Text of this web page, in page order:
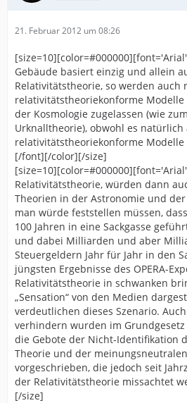
21. Februar 2012 um 08:26
Gebäude basiert einzig und allein
Relativitätstheorie, so werden auch
relativitätstheoriekonforme
der Kosmologie zugelassen (wie
Urknalltheorie), obwohl es
relativitätstheoriekonforme Modelle
[/font][/color][/size]
Relativitätstheorie, würden dann
Theorien in der Astronomie und
man würde feststellen müssen,
100 Jahren in eine Sackgasse
und dabei Milliarden und aber
Steuergeldern Jahr für Jahr in den
jüngsten Ergebnisse des OPERA-
Relativitätstheorie in schwanken
„Sensation“ von den Medien
verdeutlichen dieses Szenario.
verhindern wurden im
die Gebote der Nicht-Identifikation
Theorie und der
vorgeschrieben, die jedoch seit
der Relativitätstheorie missachtet
[/size]